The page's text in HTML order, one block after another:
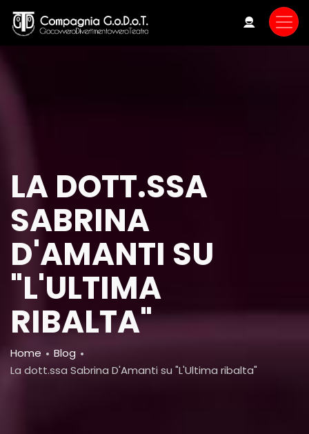
main
LA DOTT.SSA
SABRINA
D'AMANTI SU
"L'ULTIMA
RIBALTA"
Breadcrumb
Home
Blog
La dott.ssa Sabrina D'Amanti su "L'Ultima ribalta"